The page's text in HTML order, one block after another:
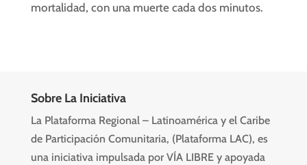
mortalidad, con una muerte cada dos minutos.
Sobre La Iniciativa
La Plataforma Regional – Latinoamérica y el Caribe
de Participación Comunitaria, (Plataforma LAC), es
una iniciativa impulsada por VÍA LIBRE y apoyada